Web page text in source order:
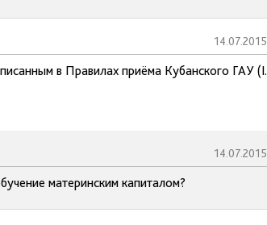
14.07.2015
в Правилах приёма Кубанского ГАУ (I.
14.07.2015
материнским капиталом?